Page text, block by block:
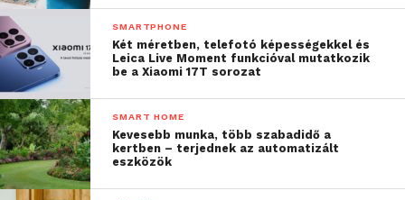
SMARTPHONE
Két méretben, telefotó képességekkel és
Leica Live Moment funkcióval mutatkozik
be a Xiaomi 17T sorozat
SMART HOME
Kevesebb munka, több szabadidő a
kertben – terjednek az automatizált
eszközök